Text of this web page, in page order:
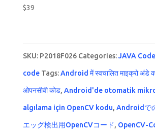
$39
SKU: P2018F026 Categories:JAVA Code
code Tags:Android में स्वचालित माइक्रो अंडे
ओपनसीवी कोड, Android'de otomatik
algılama için OpenCV kodu, Androidで
エッグ検出用OpenCVコード, OpenCV-